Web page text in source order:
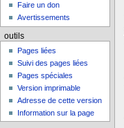
Faire un don
Avertissements
outils
Pages liées
Suivi des pages liées
Pages spéciales
Version imprimable
Adresse de cette version
Information sur la page